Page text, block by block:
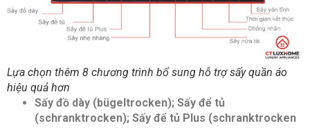
Lựa chọn thêm 8 chương trình bổ sung hỗ trợ sấy quần áo
hiệu quả hơn
Sấy đồ dày (bügeltrocken); Sấy để tủ
(schranktrocken); Sấy để tủ Plus (schranktrocken